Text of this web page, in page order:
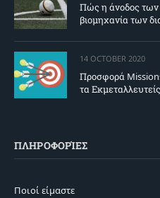
Πώς η άνοδος των
βιομηχανία των
14 OCTOBER 2020
Προσφορά
τα Εκμεταλλευτείς
ΠΛΗΡΟΦΟΡΊΕΣ
Ποιοί είμαστε